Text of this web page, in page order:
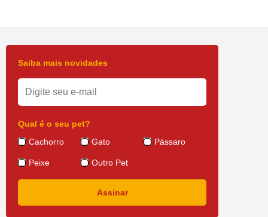
Saiba mais novidades
Qual é o seu pet?
Cachorro
Gato Pássaro
Peixe Outro Pet